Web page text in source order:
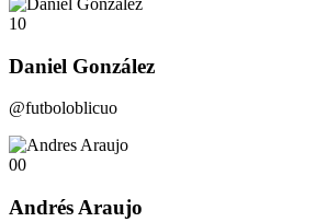
10
Daniel González
@futboloblicuo
00
Andrés Araujo